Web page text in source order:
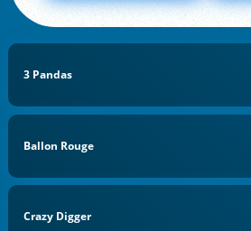
3 Pandas
Ballon Rouge
Crazy Digger